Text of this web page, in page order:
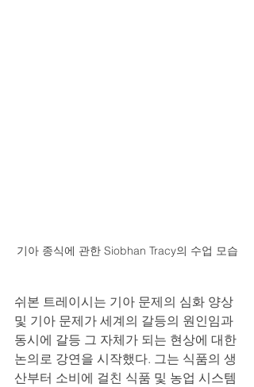
기아 종식에 관한 Siobhan Tracy의 수업 모습
쉬본 트레이시는 기아 문제의 심화 양상
및 기아 문제가 세계의 갈등의 원인임과
동시에 갈등 그 자체가 되는 현상에 대한
논의로 강연을 시작했다. 그는 식품의 생
산부터 소비에 걸친 식품 및 농업 시스템